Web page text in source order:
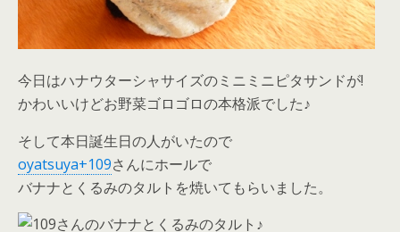
今日はハナウターシャサイズのミニミニピタサンドが!
かわいいけどお野菜ゴロゴロの本格派でした♪
そして本日誕生日の人がいたので
oyatsuya+109さんにホールで
バナナとくるみのタルトを焼いてもらいました。